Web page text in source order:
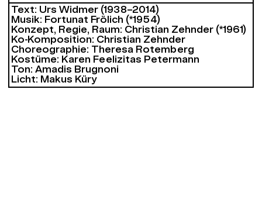
Text: Urs Widmer (1938–2014)
Musik: Fortunat Frölich (*1954)
Konzept, Regie, Raum: Christian Zehnder (*1961)
Ko-Komposition: Christian Zehnder
Choreographie: Theresa Rotemberg
Kostüme: Karen Feelizitas Petermann
Ton: Amadis Brugnoni
Licht: Makus Küry